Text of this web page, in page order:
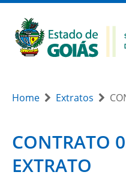
Home Extratos
CONTRATO
EXTRATO